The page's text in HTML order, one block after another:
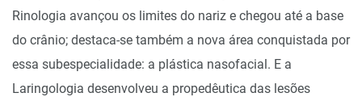
Rinologia avançou os limites do nariz e chegou até a base
do crânio; destaca-se também a nova área conquistada por
essa subespecialidade: a plástica nasofacial. E a
Laringologia desenvolveu a propedêutica das lesões